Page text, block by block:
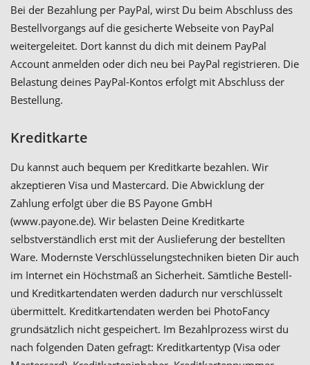
Bei der Bezahlung per PayPal, wirst Du beim Abschluss des
Bestellvorgangs auf die gesicherte Webseite von PayPal
weitergeleitet. Dort kannst du dich mit deinem PayPal
Account anmelden oder dich neu bei PayPal registrieren. Die
Belastung deines PayPal-Kontos erfolgt mit Abschluss der
Bestellung.
Kreditkarte
Du kannst auch bequem per Kreditkarte bezahlen. Wir
akzeptieren Visa und Mastercard. Die Abwicklung der
Zahlung erfolgt über die BS Payone GmbH
(www.payone.de). Wir belasten Deine Kreditkarte
selbstverständlich erst mit der Auslieferung der bestellten
Ware. Modernste Verschlüsselungstechniken bieten Dir auch
im Internet ein Höchstmaß an Sicherheit. Sämtliche Bestell-
und Kreditkartendaten werden dadurch nur verschlüsselt
übermittelt. Kreditkartendaten werden bei PhotoFancy
grundsätzlich nicht gespeichert. Im Bezahlprozess wirst du
nach folgenden Daten gefragt: Kreditkartentyp (Visa oder